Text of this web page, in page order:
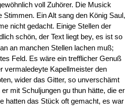
voll Zuhörer. Die Musick
Stimmen. Ein Alt sang den König Saul,
nicht gedacht. Einige Stellen der
schön, der Text liegt bey, es ist so
an manchen Stellen lachen muß;
Feld. Es wäre ein trefflicher Genuß
vermaledeyte Kapellmeister den
wider das Gitter, so unverschämt
mit Schuljungen gu thun hätte, die er
hatten das Stück oft gemacht, es war